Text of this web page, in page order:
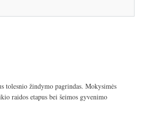
tolesnio žindymo pagrindas. Mokysimės
raidos etapus bei šeimos gyvenimo